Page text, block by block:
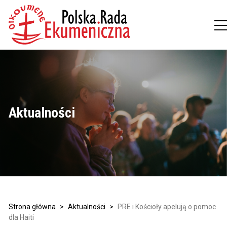
Aktualności
Strona główna > Aktualności >
PRE i Kościoły apelują o pomoc
dla Haiti